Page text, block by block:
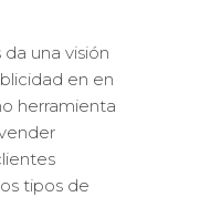
una visión
en en
herramienta
tipos de